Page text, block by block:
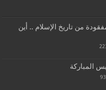
سنة مفقودة من تاريخ الإسلام .. أين
المباركة